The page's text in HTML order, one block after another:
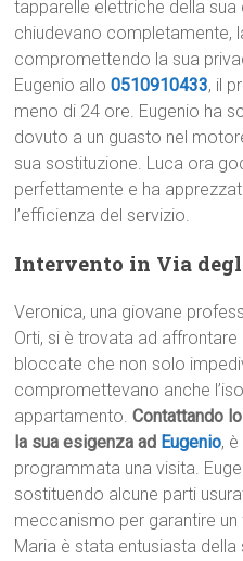
tapparelle elettriche della
chiudevano completamente,
compromettendo la sua
Eugenio allo0510910433, il
meno di 24 ore. Eugenio ha
dovuto a un guasto nel
sua sostituzione. Luca ora
perfettamente e ha
l’efficienza del servizio.
Intervento in Via
Veronica, una giovane
Orti, si è trovata ad
bloccate che non solo
compromettevano anche
appartamento.Contattando
la sua esigenza ad Eugenio,
programmata una visita.
sostituendo alcune parti
meccanismo per garantire
Maria è stata entusiasta